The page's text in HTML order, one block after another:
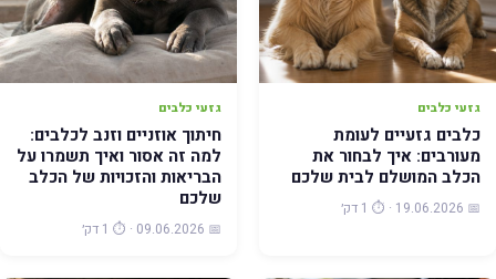
גזעי כלבים
כלבים גזעיים לעומת
מעורבים: איך לבחור את
הכלב המושלם לבית שלכם
📅 19.06.2026 · ⏱️ 1 דק׳
גזעי כלבים
חיתוך אוזניים וזנב לכלבים:
למה זה אסור ואיך תשמרו על
הבריאות והזכויות של הכלב
שלכם
📅 09.06.2026 · ⏱️ 1 דק׳